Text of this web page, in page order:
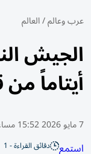
عرب وعالم/العالم
الجيش
أيتاماً
7 مايو 2026 15:52 مساء
استمع دقائق القراءة - 1